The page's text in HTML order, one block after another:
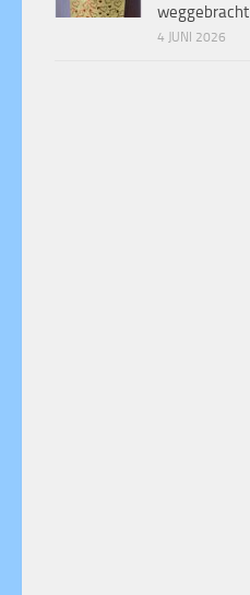
weggebracht
4 JUNI 2026